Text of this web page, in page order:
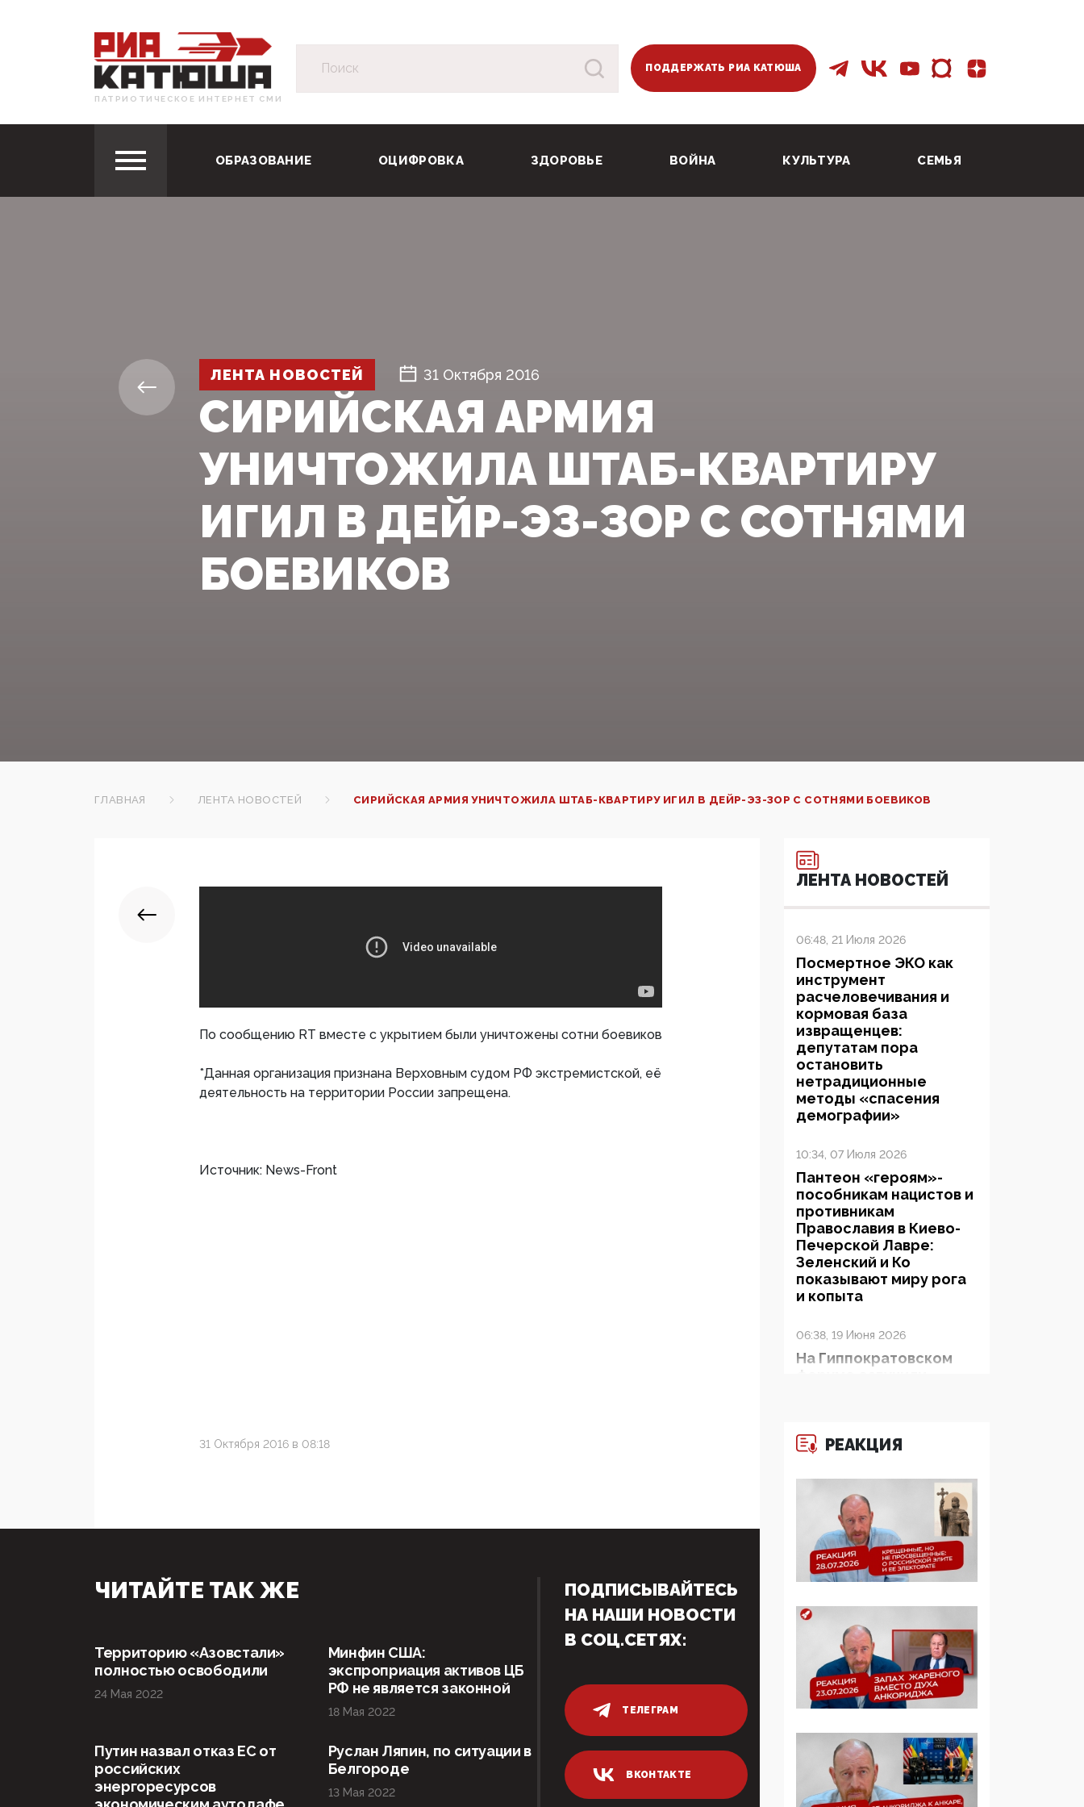
ПАТРИОТИЧЕСКОЕ ИНТЕРНЕТ СМИ
ПОДДЕРЖАТЬ РИА КАТЮША
ОБРАЗОВАНИЕ ОЦИФРОВКА ЗДОРОВЬЕ ВОЙНА КУЛЬТУРА СЕМЬЯ
ЛЕНТА НОВОСТЕЙ 31 Октября 2016
СИРИЙСКАЯ АРМИЯ
УНИЧТОЖИЛА ШТАБ-КВАРТИРУ
ИГИЛ В ДЕЙР-ЭЗ-ЗОР С СОТНЯМИ
БОЕВИКОВ
ГЛАВНАЯ ЛЕНТА НОВОСТЕЙ СИРИЙСКАЯ АРМИЯ УНИЧТОЖИЛА ШТАБ-КВАРТИРУ ИГИЛ В ДЕЙР-ЭЗ-ЗОР С СОТНЯМИ БОЕВИКОВ
По сообщению RT вместе с укрытием были уничтожены сотни боевиков
*Данная организация признана Верховным судом РФ экстремистской, её
деятельность на территории России запрещена.
Источник: News-Front
31 Октября 2016 в 08:18
ЛЕНТА НОВОСТЕЙ
06:48, 21 Июля 2026
Посмертное ЭКО как
инструмент
расчеловечивания и
кормовая база
извращенцев:
депутатам пора
остановить
нетрадиционные
методы «спасения
демографии»
10:34, 07 Июля 2026
Пантеон «героям»-
пособникам нацистов и
противникам
Православия в Киево-
Печерской Лавре:
Зеленский и Ко
показывают миру рога
и копыта
06:38, 19 Июня 2026
На Гиппократовском
форуме озвучили
больше, чем кровные
многодетные семьи
05:00, 13 Июня 2026
Разбор учебника
Обществознания под
редакцией Медведева:
суверенитет,
ценности и немного
двоемыслия
11:53, 09 Июня 2026
Прокуратура наконец
увидела
деятельность ИИТО
ЮНЕСКО в России, но
цифроглобалисты
продолжают
РЕАКЦИЯ
ЧИТАЙТЕ ТАК ЖЕ
Территорию «Азовстали»
полностью освободили
24 Мая 2022
Минфин США:
экспроприация активов ЦБ
РФ не является законной
18 Мая 2022
Путин назвал отказ ЕС от
российских
энергоресурсов
Руслан Ляпин, по ситуации в
Белгороде
13 Мая 2022
ПОДПИСЫВАЙТЕСЬ
НА НАШИ НОВОСТИ
В СОЦ.СЕТЯХ:
ТЕЛЕГРАМ
ВКОНТАКТЕ